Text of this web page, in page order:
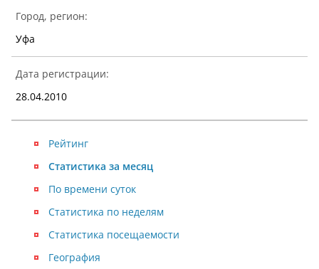
Город, регион:
Уфа
Дата регистрации:
28.04.2010
Рейтинг
Статистика посещаемости
Статистика за месяц
География
По времени суток
Статистика по неделям